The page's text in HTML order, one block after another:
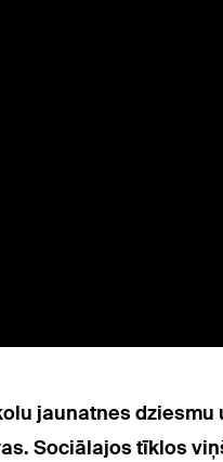
jaunatnes dziesmu
Sociālajos tīklos